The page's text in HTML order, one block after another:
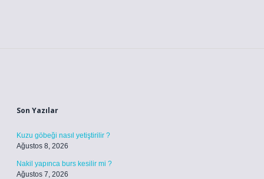
Son Yazılar
Kuzu göbeği nasıl yetiştirilir ?
Ağustos 8, 2026
Nakil yapınca burs kesilir mi ?
Ağustos 7, 2026